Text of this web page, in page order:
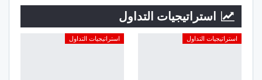
استراتيجيات التداول
استراتيجيات التداول استراتيجيات التداول